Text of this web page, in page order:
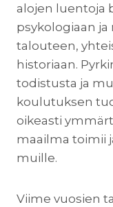
alojen luentoja
psykologiaan
talouteen,
historiaan.
todistusta ja
koulutuksen
oikeasti
maailma toimii
muille.
Viime vuosien